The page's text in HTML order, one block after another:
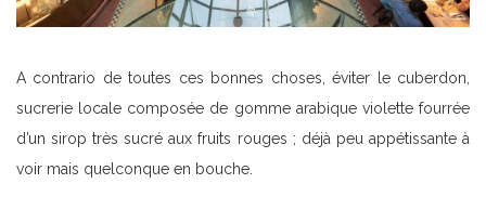
A contrario de toutes ces bonnes choses, éviter le cuberdon,
sucrerie locale composée de gomme arabique violette fourrée
d’un sirop très sucré aux fruits rouges ; déjà peu appétissante à
voir mais quelconque en bouche.